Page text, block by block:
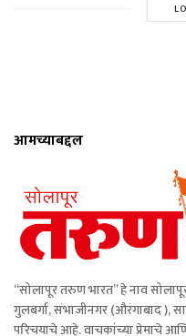
आमच्याबद्दल
“सोलापूर तरुण भारत” हे नाव
गुलबर्गा, संभाजीनगर (औरंगाबाद ),
परिचयाचे आहे. वाचकांच्या प्रेमाचे